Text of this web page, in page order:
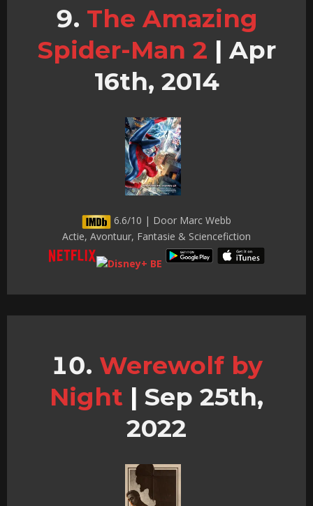
The Amazing
Spider-Man 2 | Apr
16th, 2014
6.6/10 | Door Marc Webb
Actie, Avontuur, Fantasie & Sciencefiction
Werewolf by
Night | Sep 25th,
2022